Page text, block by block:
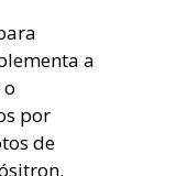
a
por
de